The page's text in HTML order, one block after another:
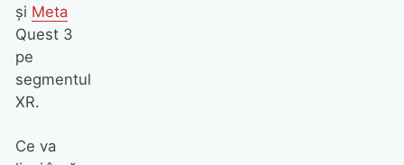
și Meta
Quest 3
pe
segmentul
XR.
Ce va